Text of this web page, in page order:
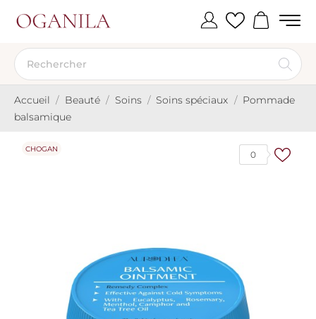
Accueil Beauté Soins Soins spéciaux
Pommade
balsamique
0
CHOGAN